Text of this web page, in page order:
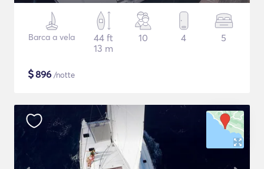
Barca a vela
44 ft
13 m
10 4 5
$896 /notte